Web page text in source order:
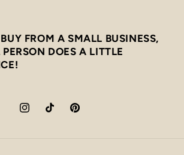
FROM A SMALL BUSINESS,
DOES A LITTLE
InstagramTikTok Pinterest